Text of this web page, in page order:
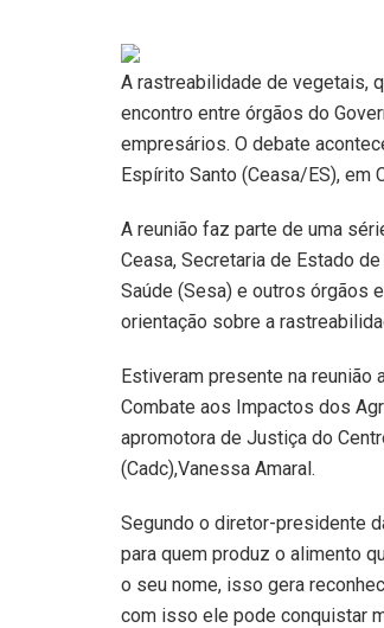
A rastreabilidade de vegetais,
encontro entre órgãos do
empresários. O debate
Espírito Santo (Ceasa/ES), em
A reunião faz parte de uma
Ceasa, Secretaria de Estado
Saúde (Sesa) e outros órgãos
orientação sobre a
Estiveram presente na
Combate aos Impactos dos
apromotora de Justiça do
(Cadc),Vanessa Amaral.
Segundo o diretor-presidente
para quem produz o alimento
o seu nome, isso gera
com isso ele pode conquistar